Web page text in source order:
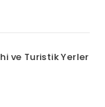
ve Turistik Yerler